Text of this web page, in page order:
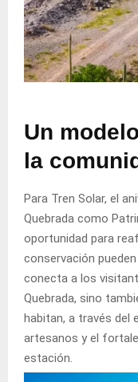
Un
la
Para Tren Solar, el
Quebrada como
oportunidad para
conservación
conecta a los
Quebrada, sino
habitan, a través del
artesanos y el
estación.